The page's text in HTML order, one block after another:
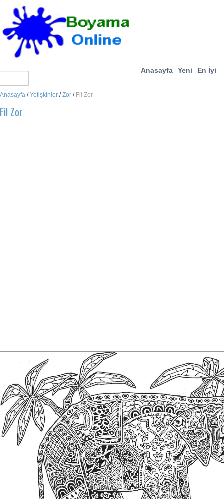
Anasayfa Yeni En İyi
Anasayfa /Yetişkinler /Zor / Fil Zor
Fil Zor